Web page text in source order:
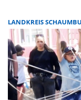
verantwortliche
für den 18.
in die Gemeinde
LANDKREIS